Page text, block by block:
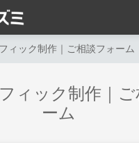
ィック制作｜ご相談フォーム
ィック制作｜ご
ーム